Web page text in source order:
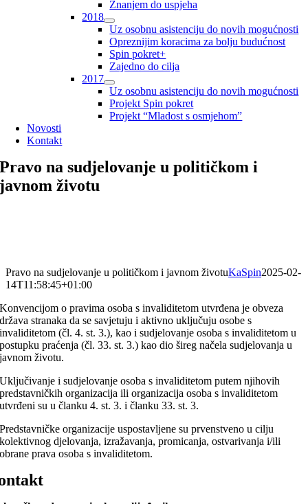
Znanjem do uspjeha
2018
Uz osobnu asistenciju do novih mogućnosti
Opreznijim koracima za bolju budućnost
Spin pokret+
Zajedno do cilja
2017
Uz osobnu asistenciju do novih mogućnosti
Projekt Spin pokret
Projekt “Mladost s osmjehom”
Novosti
Kontakt
Pravo na sudjelovanje u političkom i
javnom životu
Pravo na sudjelovanje u političkom i javnom životuKaSpin2025-02-
14T11:58:45+01:00
Konvencijom o pravima osoba s invaliditetom utvrđena je obveza
država stranaka da se savjetuju i aktivno uključuju osobe s
invaliditetom (čl. 4. st. 3.), kao i sudjelovanje osoba s invaliditetom u
postupku praćenja (čl. 33. st. 3.) kao dio šireg načela sudjelovanja u
javnom životu.
Uključivanje i sudjelovanje osoba s invaliditetom putem njihovih
predstavničkih organizacija ili organizacija osoba s invaliditetom
utvrđeni su u članku 4. st. 3. i članku 33. st. 3.
Predstavničke organizacije uspostavljene su prvenstveno u cilju
kolektivnog djelovanja, izražavanja, promicanja, ostvarivanja i/ili
obrane prava osoba s invaliditetom.